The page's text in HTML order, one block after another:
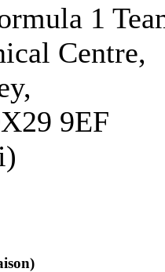
1
Centre,
9EF